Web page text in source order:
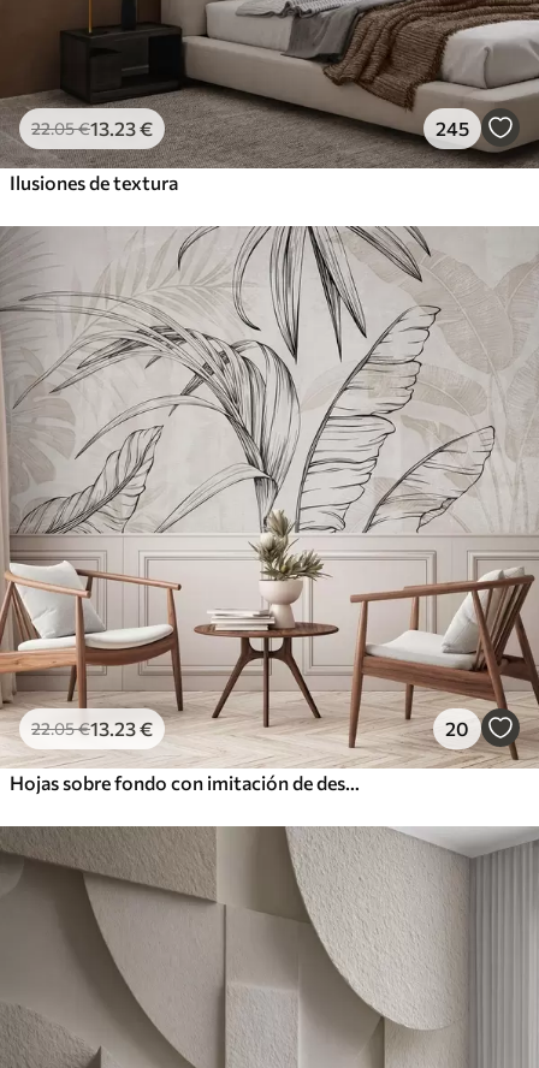
22.05€13 .23€ 245
Ilusiones de textura
22.05€13 .23€ 20